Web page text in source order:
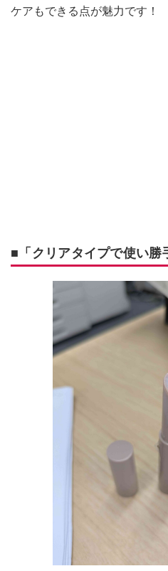
ケアもできる点が魅力です！
■「クリアタイプで使い勝